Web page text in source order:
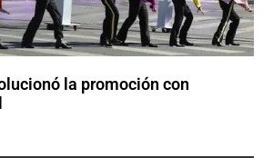
la promoción con